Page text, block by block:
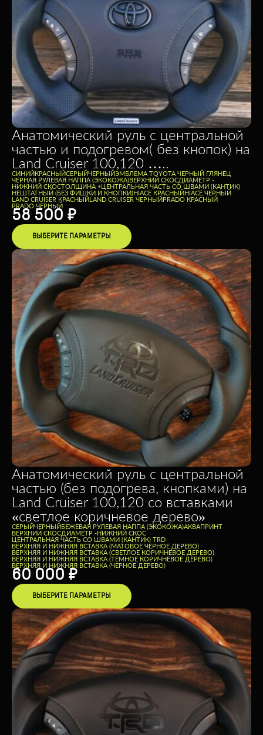
Анатомический руль с центральной
частью и подогревом( без кнопок) на
Land Cruiser 100,120 …..
CИНИЙКРАСНЫЙСЕРЫЙЧЕРНЫЙЭМБЛЕМА TOYOTA ЧЕРНЫЙ ГЛЯНЕЦ
ЧЕРНАЯ РУЛЕВАЯ НАППА (ЭКОКОЖА)ВЕРХНИЙ СКОСДИАМЕТР -
НИЖНИЙ СКОСТОЛЩИНА +ЦЕНТРАЛЬНАЯ ЧАСТЬ СО ШВАМИ (КАНТИК)
НЕШТАТНЫЙ (БЕЗ ФИШКИ И КНОПКИ)HIACE КРАСНЫЙHIACE ЧЕРНЫЙ
LAND CRUISER КРАСНЫЙLAND CRUISER ЧЕРНЫЙPRADO КРАСНЫЙ
PRADO ЧЕРНЫЙ
58 500 ₽
ВЫБЕРИТЕ ПАРАМЕТРЫ
Анатомический руль с центральной
частью (без подогрева, кнопками) на
Land Cruiser 100,120 со вставками
«светлое коричневое дерево»
СЕРЫЙЧЕРНЫЙБЕЖЕВАЯ РУЛЕВАЯ НАППА (ЭКОКОЖА)АКВАПРИНТ
ВЕРХНИЙ СКОСДИАМЕТР -НИЖНИЙ СКОС
ЦЕНТРАЛЬНАЯ ЧАСТЬ СО ШВАМИ (КАНТИК) TRD
ВЕРХНЯЯ И НИЖНЯЯ ВСТАВКА (МАТОВОЕ ЧЕРНОЕ ДЕРЕВО)
ВЕРХНЯЯ И НИЖНЯЯ ВСТАВКА (СВЕТЛОЕ КОРИЧНЕВОЕ ДЕРЕВО)
ВЕРХНЯЯ И НИЖНЯЯ ВСТАВКА (ТЕМНОЕ КОРИЧНЕВОЕ ДЕРЕВО)
ВЕРХНЯЯ И НИЖНЯЯ ВСТАВКА (ЧЕРНОЕ ДЕРЕВО)
60 000 ₽
ВЫБЕРИТЕ ПАРАМЕТРЫ